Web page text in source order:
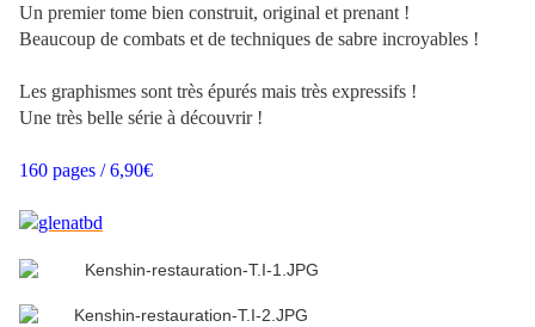
Un premier tome bien construit, original et prenant !
Beaucoup de combats et de techniques de sabre incroyables !
Les graphismes sont très épurés mais très expressifs !
Une très belle série à découvrir !
160 pages / 6,90€